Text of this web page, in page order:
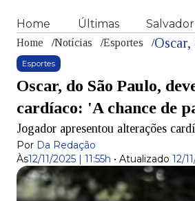
Home Últimas Salvador
Home /Notícias /Esportes /
Esportes
Oscar, do São Paulo,
cardíaco: 'A chance de
Jogador apresentou alterações
Por Da Redação
Às12/11/2025 | 11:55h • Atualizado 12/